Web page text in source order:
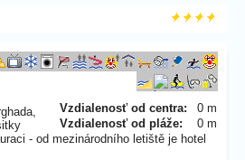
Vzdialenosť od centra:
0 m
Vzdialenosť od pláže:
0 m
- od mezinárodního letiště je hotel